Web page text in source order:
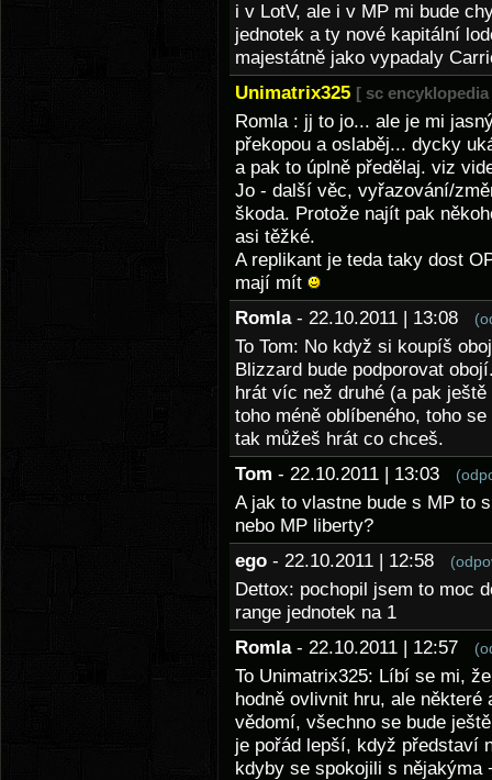
i v LotV, ale i v MP mi bude
jednotek a ty nové kapitální
majestátně jako vypadaly
Unimatrix325 [ sc encyklopedia
Romla : jj to jo... ale je mi
překopou a oslaběj... dycky
a pak to úplně předělaj. viz
Jo - další věc, vyřazování/
škoda. Protože najít pak
asi těžké.
A replikant je teda taky dost
mají mít
Romla - 22.10.2011 | 13:08
To Tom: No když si koupíš
Blizzard bude podporovat
hrát víc než druhé (a pak
toho méně oblíbeného, toho
tak můžeš hrát co chceš.
Tom - 22.10.2011 | 13:03
A jak to vlastne bude s MP to
nebo MP liberty?
ego - 22.10.2011 | 12:58
Dettox: pochopil jsem to moc
range jednotek na 1
Romla - 22.10.2011 | 12:57
To Unimatrix325: Líbí se mi,
hodně ovlivnit hru, ale
vědomí, všechno se bude
je pořád lepší, když představí
kdyby se spokojili s nějakýma